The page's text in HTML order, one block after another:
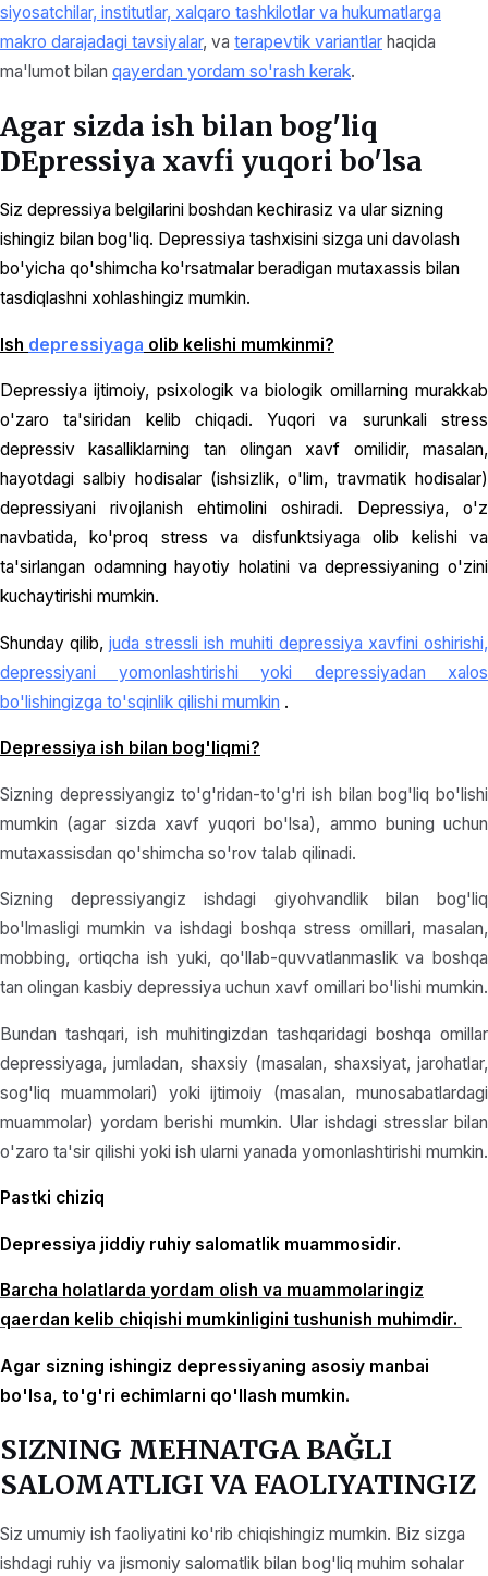
siyosatchilar, institutlar, xalqaro tashkilotlar va hukumatlarga
makro darajadagi tavsiyalar, va terapevtik variantlar haqida
ma'lumot bilan qayerdan yordam so'rash kerak.
Agar sizda ish bilan bog'liq
DEpressiya xavfi yuqori bo'lsa
Siz depressiya belgilarini boshdan kechirasiz va ular sizning
ishingiz bilan bog'liq. Depressiya tashxisini sizga uni davolash
bo'yicha qo'shimcha ko'rsatmalar beradigan mutaxassis bilan
tasdiqlashni xohlashingiz mumkin.
Ish depressiyaga olib kelishi mumkinmi?
Depressiya ijtimoiy, psixologik va biologik omillarning murakkab
o'zaro ta'siridan kelib chiqadi. Yuqori va surunkali stress
depressiv kasalliklarning tan olingan xavf omilidir, masalan,
hayotdagi salbiy hodisalar (ishsizlik, o'lim, travmatik hodisalar)
depressiyani rivojlanish ehtimolini oshiradi. Depressiya, o'z
navbatida, ko'proq stress va disfunktsiyaga olib kelishi va
ta'sirlangan odamning hayotiy holatini va depressiyaning o'zini
kuchaytirishi mumkin.
Shunday qilib, juda stressli ish muhiti depressiya xavfini oshirishi,
depressiyani yomonlashtirishi yoki depressiyadan xalos
bo'lishingizga to'sqinlik qilishi mumkin .
Depressiya ish bilan bog'liqmi?
Sizning depressiyangiz to'g'ridan-to'g'ri ish bilan bog'liq bo'lishi
mumkin (agar sizda xavf yuqori bo'lsa), ammo buning uchun
mutaxassisdan qo'shimcha so'rov talab qilinadi.
Sizning depressiyangiz ishdagi giyohvandlik bilan bog'liq
bo'lmasligi mumkin va ishdagi boshqa stress omillari, masalan,
mobbing, ortiqcha ish yuki, qo'llab-quvvatlanmaslik va boshqa
tan olingan kasbiy depressiya uchun xavf omillari bo'lishi mumkin.
Bundan tashqari, ish muhitingizdan tashqaridagi boshqa omillar
depressiyaga, jumladan, shaxsiy (masalan, shaxsiyat, jarohatlar,
sog'liq muammolari) yoki ijtimoiy (masalan, munosabatlardagi
muammolar) yordam berishi mumkin. Ular ishdagi stresslar bilan
o'zaro ta'sir qilishi yoki ish ularni yanada yomonlashtirishi mumkin.
Pastki chiziq
Depressiya jiddiy ruhiy salomatlik muammosidir.
Barcha holatlarda yordam olish va muammolaringiz
qaerdan kelib chiqishi mumkinligini tushunish muhimdir.
Agar sizning ishingiz depressiyaning asosiy manbai
bo'lsa, to'g'ri echimlarni qo'llash mumkin.
SIZNING MEHNATGA BAĞLI
SALOMATLIGI VA FAOLIYATINGIZ
Siz umumiy ish faoliyatini ko'rib chiqishingiz mumkin. Biz sizga
ishdagi ruhiy va jismoniy salomatlik bilan bog'liq muhim sohalar